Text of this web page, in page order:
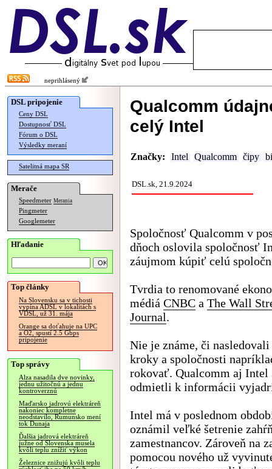
neprihlásený
DSL pripojenie
Ceny DSL
Dostupnosť DSL
Fórum o DSL
Výsledky meraní
Satelitná mapa SR
Merače
Speedmeter Merania
Pingmeter
Googlemeter
Hľadanie
Top články
Na Slovensku sa v tichosti
vypína ADSL v lokalitách s
VDSL, už 31. mája
Orange sa doťahuje na UPC
a O2, spustí 2.5 Gbps
pripojenie
Top správy
Alza nasadila dve novinky,
jednu užitočnú a jednu
kontroverznú
Maďarsko jadrovú elektráreň
nakoniec kompletne
neodstavilo, Rumunsko mení
tok Dunaja
Ďalšia jadrová elektráreň
južne od Slovenska musela
kvôli teplu znížiť výkon
Železnice znižujú kvôli teplu
Qualcomm
celý Intel
Značky: Intel Qualcomm čipy
DSL.sk, 21.9.2024
Spoločnosť Qualcomm v
dňoch oslovila spoločnosť
záujmom kúpiť celú
Tvrdia to renomované
médiá CNBC a The Wall
Journal.
Nie je známe, či
kroky a spoločnosti
rokovať. Qualcomm aj Intel
odmietli k informácii
Intel má v poslednom
oznámil veľké šetrenie
zamestnancov. Zároveň na
pomocou nového už